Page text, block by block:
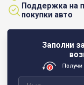
Заполни
Получи
Поддержка на
покупки авто